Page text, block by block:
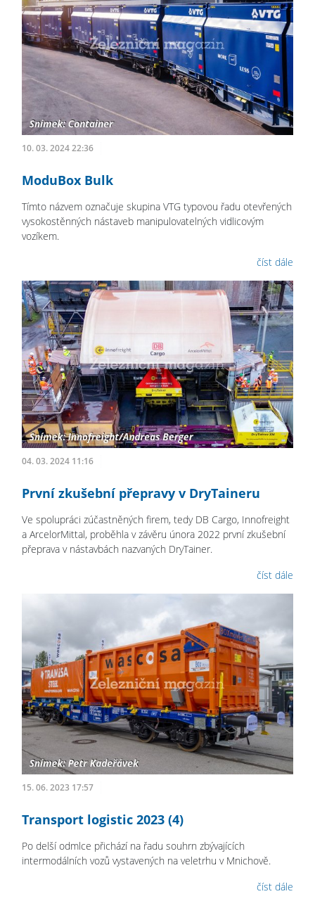
10. 03. 2024 22:36
ModuBox Bulk
Tímto názvem označuje skupina VTG typovou řadu otevřených
vysokostěnných nástaveb manipulovatelných vidlicovým
vozíkem.
číst dále
04. 03. 2024 11:16
První zkušební přepravy v DryTaineru
Ve spolupráci zúčastněných firem, tedy DB Cargo, Innofreight
a ArcelorMittal, proběhla v závěru února 2022 první zkušební
přeprava v nástavbách nazvaných DryTainer.
číst dále
15. 06. 2023 17:57
Transport logistic 2023 (4)
Po delší odmlce přichází na řadu souhrn zbývajících
intermodálních vozů vystavených na veletrhu v Mnichově.
číst dále